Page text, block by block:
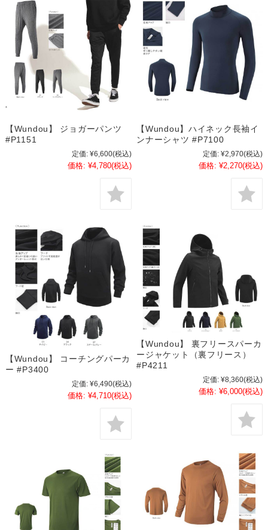
【Wundou】 ジョガーパンツ
#P1151
定価: ¥6,600(税込)
価格: ¥4,780(税込)
【Wundou】ハイネック長袖イ
ンナーシャツ #P7100
定価: ¥2,970(税込)
価格: ¥2,270(税込)
【Wundou】 コーチングパーカ
ー #P3400
定価: ¥6,490(税込)
価格: ¥4,710(税込)
【Wundou】 裏フリースパーカ
ージャケット（裏フリース）
#P4211
定価: ¥8,360(税込)
価格: ¥6,000(税込)